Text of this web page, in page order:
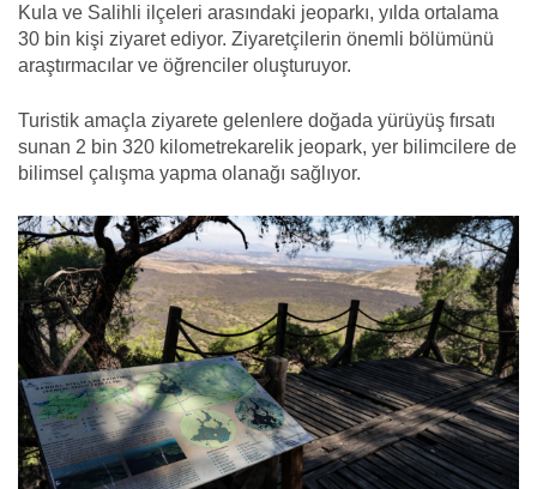
Kula ve Salihli ilçeleri arasındaki jeoparkı, yılda ortalama
30 bin kişi ziyaret ediyor. Ziyaretçilerin önemli bölümünü
araştırmacılar ve öğrenciler oluşturuyor.
Turistik amaçla ziyarete gelenlere doğada yürüyüş fırsatı
sunan 2 bin 320 kilometrekarelik jeopark, yer bilimcilere de
bilimsel çalışma yapma olanağı sağlıyor.